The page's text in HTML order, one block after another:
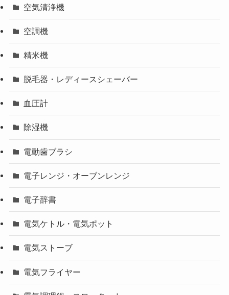
空気清浄機
空調機
精米機
脱毛器・レディースシェーバー
血圧計
除湿機
電動歯ブラシ
電子レンジ・オーブンレンジ
電子辞書
電気ケトル・電気ポット
電気ストーブ
電気フライヤー